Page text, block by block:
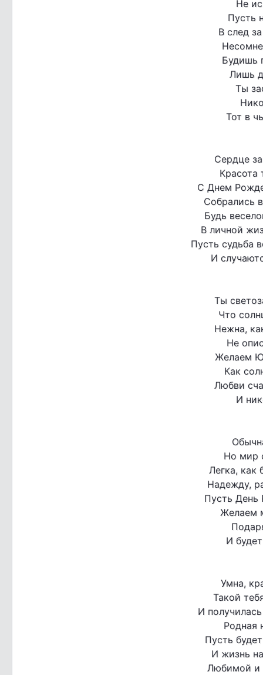
Не
Пусть
В след
Будишь
Лишь
Ты
Тот в
Сердце
Красота
С Днем
Собрались
Будь
В личной
Пусть судьба
И
Ты
Что
Нежна,
Не
Желаем
Как
Любви
И
Но мир
Легка, как
Надежду,
Пусть День
Желаем
И
Умна,
Такой
И
Родная
Пусть
И жизнь
Любимой и